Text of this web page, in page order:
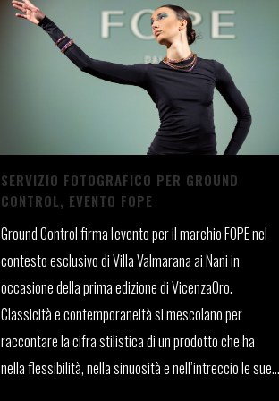
SERVIZIO FOTOGRAFICO PER GROUND
CONTROL, EVENTO FOPE
Ground Control firma l'evento per il marchio FOPE nel
contesto esclusivo di Villa Valmarana ai Nani in
occasione della prima edizione di VicenzaOro.
Classicità e contemporaneità si mescolano per
raccontare la cifra stilistica di un prodotto che ha
nella flessibilità, nella sinuosità e nell’intreccio le sue...